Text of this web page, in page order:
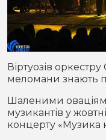
Віртуозів
меломани знають
Шаленими
музикантів у
концерту «Музика